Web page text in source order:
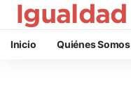
Inicio Quiénes Somos